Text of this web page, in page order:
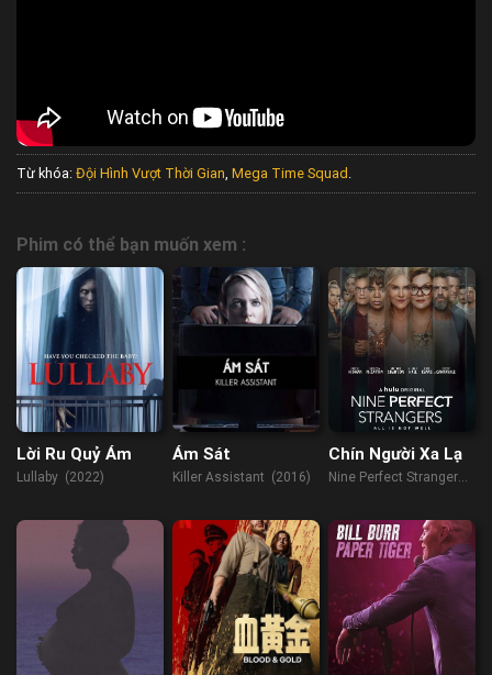
Từ khóa: Đội Hình Vượt Thời Gian Mega Time Squad
Phim có thể bạn muốn xem :
Lời Ru Quỷ Ám
Lullaby (2022)
Ám Sát
Killer Assistant (2016)
Chín Người Xa Lạ
Nine Perfect Strangers